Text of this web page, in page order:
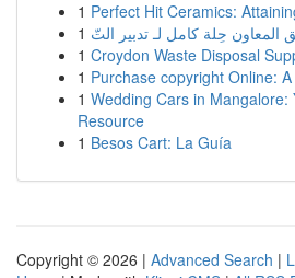
1 Perfect Hit Ceramics:
1
1 Croydon Waste Disposal
1 Purchase copyright Online:
1 Wedding Cars in Mangalore:
Resource
1 Besos Cart: La Guía
Copyright © 2026 | Advanced Search |